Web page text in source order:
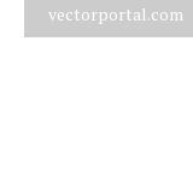
vectorportal.com